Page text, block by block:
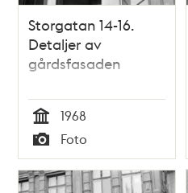
Storgatan 14-16.
Detaljer av
gårdsfasaden
Tid
1968
Typ
Foto